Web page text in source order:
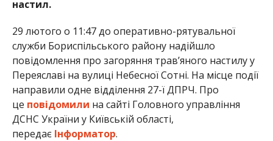
настил.
29 лютого о 11:47 до оперативно-рятувальної
служби Бориспільського району надійшло
повідомлення про загоряння трав’яного настилу у
Переяславі на вулиці Небесної Сотні. На місце події
направили одне відділення 27-ї ДПРЧ. Про
це повідомили на сайті Головного управління
ДСНС України у Київській області,
передає Інформатор.